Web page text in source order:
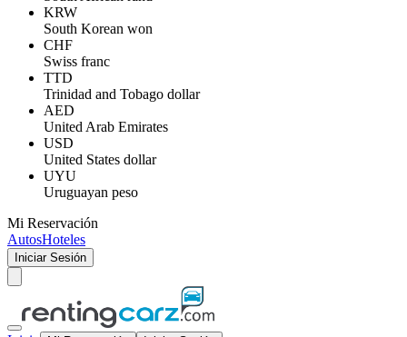
KRW
South Korean won
CHF
Swiss franc
TTD
Trinidad and Tobago dollar
AED
United Arab Emirates
USD
United States dollar
UYU
Uruguayan peso
Mi Reservación
AutosHoteles
Iniciar Sesión